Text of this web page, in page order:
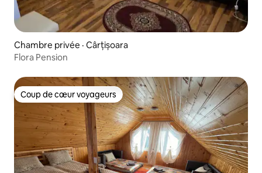
Chambre privée · Cârțișoara
Flora Pension
Coup de cœur voyageurs
Coup de cœur voyageurs